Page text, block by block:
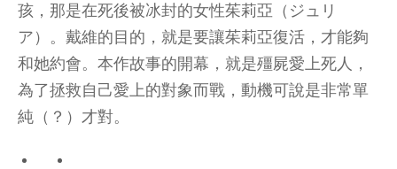
孩，那是在死後被冰封的女性茱莉亞（ジュリ
ア）。戴維的目的，就是要讓茱莉亞復活，才能夠
和她約會。本作故事的開幕，就是殭屍愛上死人，
為了拯救自己愛上的對象而戰，動機可說是非常單
純（？）才對。